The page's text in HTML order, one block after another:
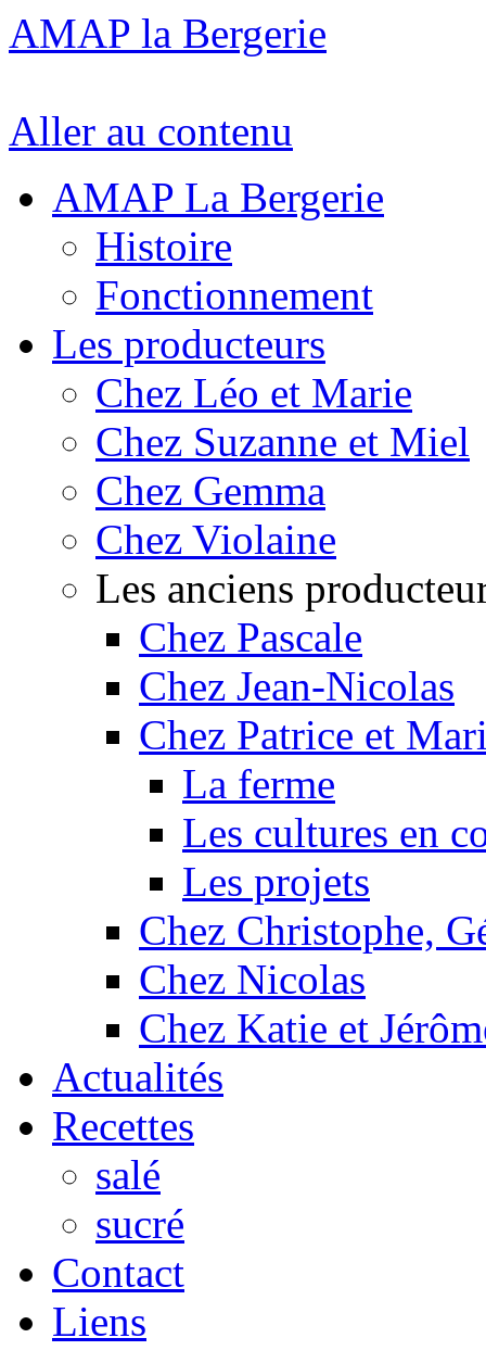
AMAP la Bergerie
Aller au contenu
AMAP La Bergerie
Histoire
Fonctionnement
Les producteurs
Chez Léo et Marie
Chez Suzanne et Miel
Chez Gemma
Chez Violaine
Les anciens
Chez Pascale
Chez Jean-Nicolas
Chez Patrice et
La ferme
Les cultures en
Les projets
Chez Christophe,
Chez Nicolas
Chez Katie et
Actualités
Recettes
salé
sucré
Contact
Liens